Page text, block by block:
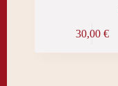
30,00 €